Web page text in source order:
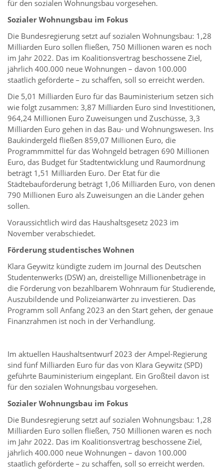
für den sozialen Wohnungsbau vorgesehen.
Sozialer Wohnungsbau im Fokus
Die Bundesregierung setzt auf sozialen Wohnungsbau: 1,28
Milliarden Euro sollen fließen, 750 Millionen waren es noch
im Jahr 2022. Das im Koalitionsvertrag beschossene Ziel,
jährlich 400.000 neue Wohnungen – davon 100.000
staatlich geförderte – zu schaffen, soll so erreicht werden.
Die 5,01 Milliarden Euro für das Bauministerium setzen sich
wie folgt zusammen: 3,87 Milliarden Euro sind Investitionen,
964,24 Millionen Euro Zuweisungen und Zuschüsse, 3,3
Milliarden Euro gehen in das Bau- und Wohnungswesen. Ins
Baukindergeld fließen 859,07 Millionen Euro, die
Programmmittel für das Wohngeld betragen 690 Millionen
Euro, das Budget für Stadtentwicklung und Raumordnung
beträgt 1,51 Milliarden Euro. Der Etat für die
Städtebauförderung beträgt 1,06 Milliarden Euro, von denen
790 Millionen Euro als Zuweisungen an die Länder gehen
sollen.
Voraussichtlich wird das Haushaltsgesetz 2023 im
November verabschiedet.
Förderung studentisches Wohnen
Klara Geywitz kündigte zudem im Journal des Deutschen
Studentenwerks (DSW) an, dreistellige Millionenbeträge in
die Förderung von bezahlbarem Wohnraum für Studierende,
Auszubildende und Polizeianwärter zu investieren. Das
Programm soll Anfang 2023 an den Start gehen, der genaue
Finanzrahmen ist noch in der Verhandlung.
Im aktuellen Haushaltsentwurf 2023 der Ampel-Regierung
sind fünf Milliarden Euro für das von Klara Geywitz (SPD)
geführte Bauministerium eingeplant. Ein Großteil davon ist
für den sozialen Wohnungsbau vorgesehen.
Sozialer Wohnungsbau im Fokus
Die Bundesregierung setzt auf sozialen Wohnungsbau: 1,28
Milliarden Euro sollen fließen, 750 Millionen waren es noch
im Jahr 2022. Das im Koalitionsvertrag beschossene Ziel,
jährlich 400.000 neue Wohnungen – davon 100.000
staatlich geförderte – zu schaffen, soll so erreicht werden.